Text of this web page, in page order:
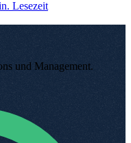
Lesezeit
und Management.